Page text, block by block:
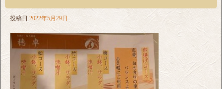
投稿日 2022年5月29日